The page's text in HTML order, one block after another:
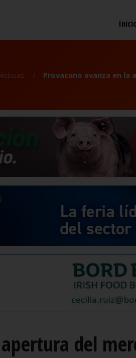
Provacuno avanza en la
del